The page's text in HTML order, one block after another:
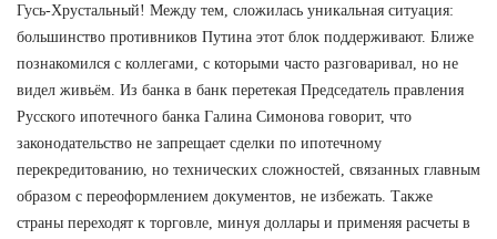
Гусь-Хрустальный! Между тем, сложилась уникальная ситуация:
большинство противников Путина этот блок поддерживают. Ближе
познакомился с коллегами, с которыми часто разговаривал, но не
видел живьём. Из банка в банк перетекая Председатель правления
Русского ипотечного банка Галина Симонова говорит, что
законодательство не запрещает сделки по ипотечному
перекредитованию, но технических сложностей, связанных главным
образом с переоформлением документов, не избежать. Также
страны переходят к торговле, минуя доллары и применяя расчеты в